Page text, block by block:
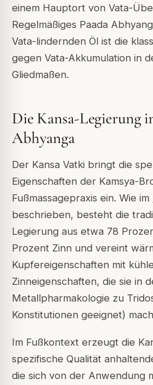
einem Hauptort von Vata-
Regelmäßiges Paada
Vata-lindernden Öl ist die
gegen Vata-Akkumulation in
Gliedmaßen.
Die Kansa-Legierung
Abhyanga
Der Kansa Vatki bringt die
Eigenschaften der Kamsya-
Fußmassagepraxis ein. Wie im
beschrieben, besteht die
Legierung aus etwa 78
Prozent Zinn und vereint
Kupfereigenschaften mit
Zinneigenschaften, die sie in
Metallpharmakologie zu
Konstitutionen geeignet)
Im Fußkontext erzeugt die
spezifische Qualität
die sich von der Anwendung